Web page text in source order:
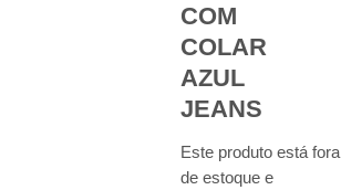
COM
COLAR
AZUL
JEANS
Este produto está fora
de estoque e